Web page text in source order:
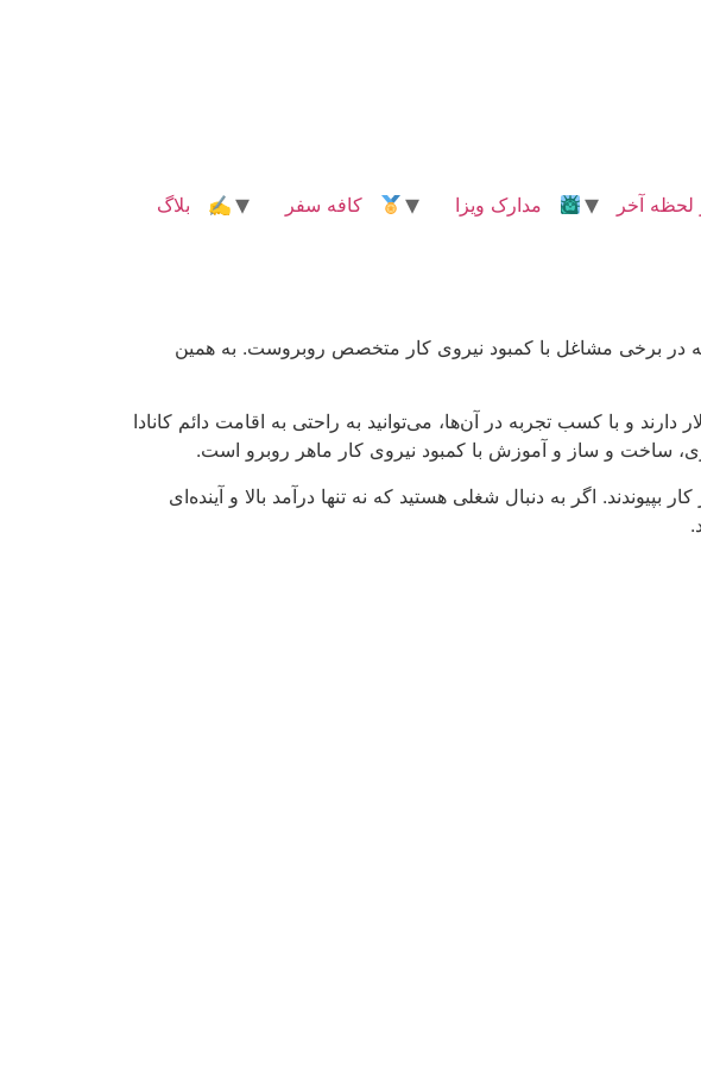
لحظه آخر مدارک ویزا کافه سفر ✍ بلاگ
و منطقه در برخی مشاغل با کمبود نیروی کار متخصص روبروست. به همین
مشاغل مورد نیاز در کانادا آگاه هستید؟ برخی از این مشاغل سالانه درآمدی بیش از ۱۰۰,۰۰۰ دلار دارند و با کسب تجربه در آن‌ها، می‌توانید به راحتی به اقامت دائم کانادا
ساخت و ساز و آموزش با کمبود نیروی کار ماهر روبرو است.
اگر به دنبال شغلی هستید که نه تنها درآمد بالا و آینده‌ای